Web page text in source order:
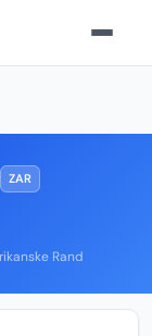
ZAR
Rand